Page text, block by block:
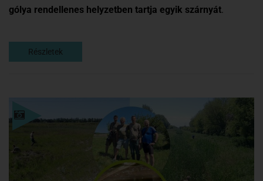
gólya rendellenes helyzetben tartja egyik szárnyát.
Részletek
Részletek